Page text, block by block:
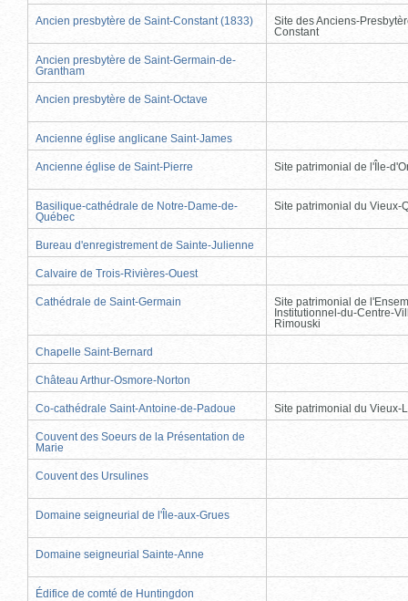
Ancien presbytère de Saint-Constant (1833)
Site des Anciens-
Constant
Ancien presbytère de Saint-Germain-de-
Grantham
Ancien presbytère de Saint-Octave
Ancienne église anglicane Saint-James
Ancienne église de Saint-Pierre Site patrimonial de l'Île-
Basilique-cathédrale de Notre-Dame-de-
Québec
Site patrimonial du Vieux-
Bureau d'enregistrement de Sainte-Julienne
Calvaire de Trois-Rivières-Ouest
Cathédrale de Saint-Germain
Site patrimonial de
Institutionnel-du-Centre-
Rimouski
Chapelle Saint-Bernard
Château Arthur-Osmore-Norton
Co-cathédrale Saint-Antoine-de-Padoue Site patrimonial du Vieux-
Couvent des Soeurs de la Présentation de
Marie
Couvent des Ursulines
Domaine seigneurial de l'Île-aux-Grues
Domaine seigneurial Sainte-Anne
Édifice de comté de Huntingdon